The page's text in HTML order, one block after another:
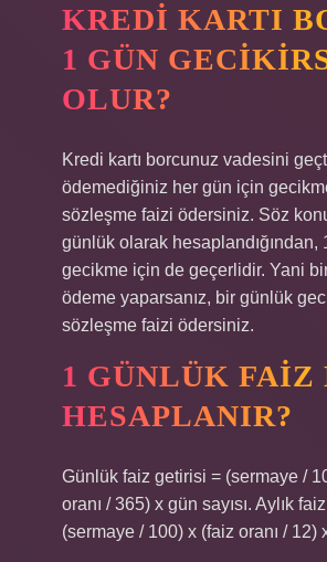
KREDI KARTI
1 GÜN
OLUR?
Kredi kartı borcunuz vadesini
ödemediğiniz her gün için
sözleşme faizi ödersiniz. Söz
günlük olarak hesaplandığından,
gecikme için de geçerlidir. Yani
ödeme yaparsanız, bir günlük
sözleşme faizi ödersiniz.
1 GÜNLÜK FAIZ
HESAPLANIR?
Günlük faiz getirisi = (sermaye /
oranı / 365) x gün sayısı. Aylık
(sermaye / 100) x (faiz oranı / 12)